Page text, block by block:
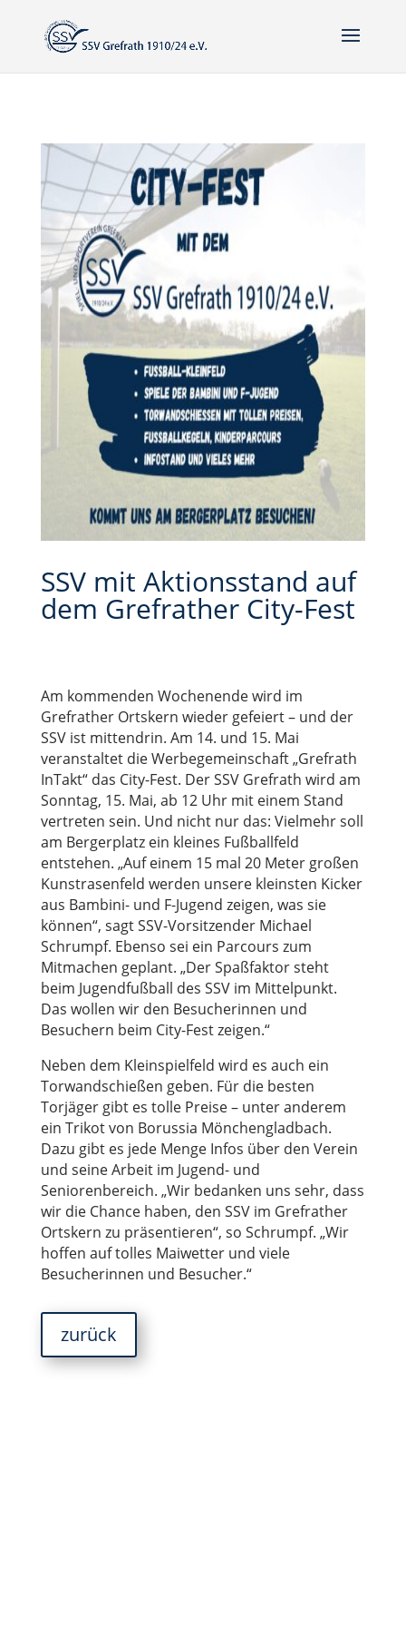
SSV mit Aktionsstand auf
dem Grefrather City-Fest
Am kommenden Wochenende wird im
Grefrather Ortskern wieder gefeiert – und der
SSV ist mittendrin. Am 14. und 15. Mai
veranstaltet die Werbegemeinschaft „Grefrath
InTakt“ das City-Fest. Der SSV Grefrath wird am
Sonntag, 15. Mai, ab 12 Uhr mit einem Stand
vertreten sein. Und nicht nur das: Vielmehr soll
am Bergerplatz ein kleines Fußballfeld
entstehen. „Auf einem 15 mal 20 Meter großen
Kunstrasenfeld werden unsere kleinsten Kicker
aus Bambini- und F-Jugend zeigen, was sie
können“, sagt SSV-Vorsitzender Michael
Schrumpf. Ebenso sei ein Parcours zum
Mitmachen geplant. „Der Spaßfaktor steht
beim Jugendfußball des SSV im Mittelpunkt.
Das wollen wir den Besucherinnen und
Besuchern beim City-Fest zeigen.“
Neben dem Kleinspielfeld wird es auch ein
Torwandschießen geben. Für die besten
Torjäger gibt es tolle Preise – unter anderem
ein Trikot von Borussia Mönchengladbach.
Dazu gibt es jede Menge Infos über den Verein
und seine Arbeit im Jugend- und
Seniorenbereich. „Wir bedanken uns sehr, dass
wir die Chance haben, den SSV im Grefrather
Ortskern zu präsentieren“, so Schrumpf. „Wir
hoffen auf tolles Maiwetter und viele
Besucherinnen und Besucher.“
zurück